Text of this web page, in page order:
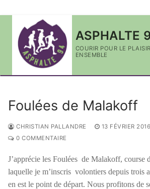
contenu
ASPHALTE
COURIR POUR LE
ENSEMBLE
Foulées de Malakoff
CHRISTIAN PALLANDRE 13 FÉVRIER 2016
0 COMMENTAIRE
J’apprécie les Foulées de Malakoff, course
laquelle je m’inscris volontiers depuis trois
en est le point de départ. Nous profitons de